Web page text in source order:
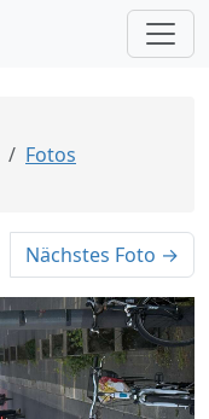
Fotos
Nächstes Foto →